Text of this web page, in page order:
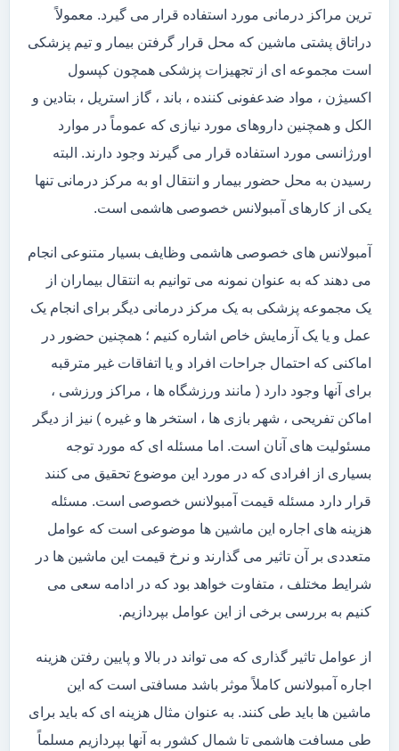
ترین مراکز درمانی مورد استفاده قرار می گیرد. معمولاً
دراتاق پشتی ماشین که محل قرار گرفتن بیمار و تیم پزشکی
است مجموعه ای از تجهیزات پزشکی همچون کپسول
اکسیژن ، مواد ضدعفونی کننده ، باند ، گاز استریل ، بتادین و
الکل و همچنین داروهای مورد نیازی که عموماً در موارد
اورژانسی مورد استفاده قرار می گیرند وجود دارند. البته
رسیدن به محل حضور بیمار و انتقال او به مرکز درمانی تنها
یکی از کارهای آمبولانس خصوصی هاشمی است.
آمبولانس های خصوصی هاشمی وظایف بسیار متنوعی انجام
می دهند که به عنوان نمونه می توانیم به انتقال بیماران از
یک مجموعه پزشکی به یک مرکز درمانی دیگر برای انجام یک
عمل و یا یک آزمایش خاص اشاره کنیم ؛ همچنین حضور در
اماکنی که احتمال جراحات افراد و یا اتفاقات غیر مترقبه
برای آنها وجود دارد ( مانند ورزشگاه ها ، مراکز ورزشی ،
اماکن تفریحی ، شهر بازی ها ، استخر ها و غیره ) نیز از دیگر
مسئولیت های آنان است. اما مسئله ای که مورد توجه
بسیاری از افرادی که در مورد این موضوع تحقیق می کنند
قرار دارد مسئله قیمت آمبولانس خصوصی است. مسئله
هزینه های اجاره این ماشین ها موضوعی است که عوامل
متعددی بر آن تاثیر می گذارند و نرخ قیمت این ماشین ها در
شرایط مختلف ، متفاوت خواهد بود که در ادامه سعی می
کنیم به بررسی برخی از این عوامل بپردازیم.
از عوامل تاثیر گذاری که می تواند در بالا و پایین رفتن هزینه
اجاره آمبولانس کاملاً موثر باشد مسافتی است که این
ماشین ها باید طی کنند. به عنوان مثال هزینه ای که باید برای
طی مسافت هاشمی تا شمال کشور به آنها بپردازیم مسلماً